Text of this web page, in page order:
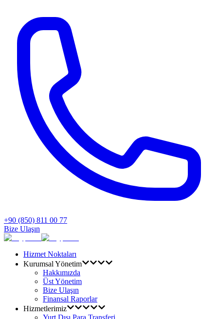
+90 (850) 811 00 77
Bize Ulaşın
Hizmet Noktaları
Kurumsal Yönetim
Hakkımızda
Üst Yönetim
Bize Ulaşın
Finansal Raporlar
Hizmetlerimiz
Yurt Dışı Para Transferi